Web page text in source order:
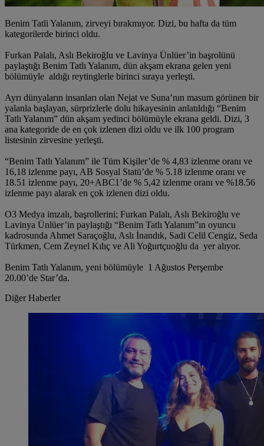
Benim Tatli Yalanım, zirveyi bırakmıyor. Dizi, bu hafta da tüm
kategorilerde birinci oldu.
Furkan Palalı, Aslı Bekiroğlu ve Lavinya Ünlüer’in başrolünü
paylaştığı Benim Tatlı Yalanım, dün akşam ekrana gelen yeni
bölümüyle aldığı reytinglerle birinci sıraya yerleşti.
Ayrı dünyaların insanları olan Nejat ve Suna’nın masum görünen bir
yalanla başlayan, sürprizlerle dolu hikayesinin anlatıldığı “Benim
Tatlı Yalanım” dün akşam yedinci bölümüyle ekrana geldi. Dizi, 3
ana kategoride de en çok izlenen dizi oldu ve ilk 100 program
listesinin zirvesine yerleşti.
“Benim Tatlı Yalanım” ile Tüm Kişiler’de % 4,83 izlenme oranı ve
16,18 izlenme payı, AB Sosyal Statü’de % 5.18 izlenme oranı ve
18.51 izlenme payı, 20+ABC1’de % 5,42 izlenme oranı ve %18.56
izlenme payı alarak en çok izlenen dizi oldu.
O3 Medya imzalı, başrollerini; Furkan Palalı, Aslı Bekiroğlu ve
Lavinya Ünlüer’in paylaştığı “Benim Tatlı Yalanım”ın oyuncu
kadrosunda Ahmet Saraçoğlu, Aslı İnandık, Sadi Celil Cengiz, Seda
Türkmen, Cem Zeynel Kılıç ve Ali Yoğurtçuoğlu da yer alıyor.
Benim Tatlı Yalanım, yeni bölümüyle 1 Ağustos Perşembe
20.00’de Star’da.
Diğer Haberler